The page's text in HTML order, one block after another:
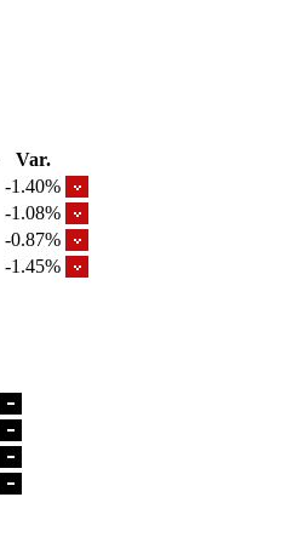
Var.
-1.40%
-1.08%
-0.87%
-1.45%